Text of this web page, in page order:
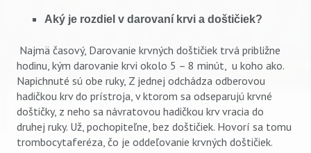
Aký je rozdiel v darovaní krvi a doštičiek?
Najmä časový, Darovanie krvných doštičiek trvá približne
hodinu, kým darovanie krvi okolo 5 – 8 minút, u koho ako.
Napichnuté sú obe ruky, Z jednej odchádza odberovou
hadičkou krv do prístroja, v ktorom sa odseparujú krvné
doštičky, z neho sa návratovou hadičkou krv vracia do
druhej ruky. Už, pochopiteľne, bez doštičiek. Hovorí sa tomu
trombocytaferéza, čo je oddeľovanie krvných doštičiek.